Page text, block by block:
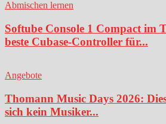
Abmischen lernen
Softube Console 1 Compact im
beste Cubase-Controller für...
Angebote
Thomann Music Days 2026:
sich kein Musiker...